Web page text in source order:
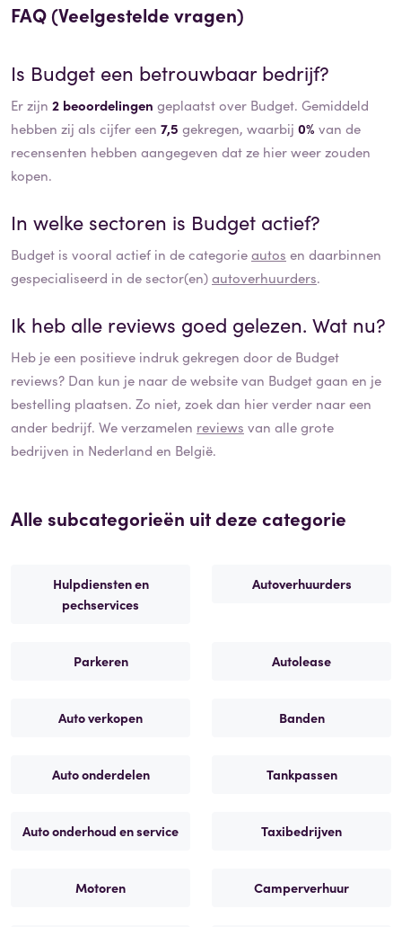
FAQ (Veelgestelde vragen)
Is Budget een betrouwbaar bedrijf?
Er zijn 2 beoordelingen geplaatst over Budget. Gemiddeld
hebben zij als cijfer een 7,5 gekregen, waarbij 0% van de
recensenten hebben aangegeven dat ze hier weer zouden
kopen.
In welke sectoren is Budget actief?
Budget is vooral actief in de categorieautos en daarbinnen
gespecialiseerd in de sector(en)autoverhuurders.
Ik heb alle reviews goed gelezen. Wat nu?
Heb je een positieve indruk gekregen door de Budget
reviews? Dan kun je naar de website van Budgetgaan en je
bestelling plaatsen. Zo niet, zoek dan hier verder naar een
ander bedrijf. We verzamelen reviews van alle grote
bedrijven in Nederland en België.
Alle subcategorieën uit deze categorie
Hulpdiensten en
pechservices
Autoverhuurders
Parkeren Autolease
Auto verkopen Banden
Auto onderdelen Tankpassen
Auto onderhoud en service Taxibedrijven
Motoren Camperverhuur